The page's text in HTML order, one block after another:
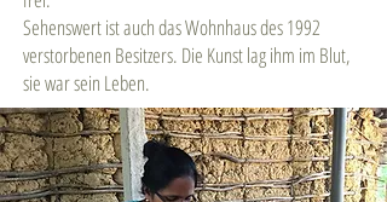
Sehenswert ist auch das Wohnhaus des 1992
verstorbenen Besitzers. Die Kunst lag ihm im Blut,
sie war sein Leben.